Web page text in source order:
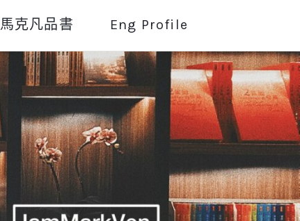
馬克凡品書 Eng Profile